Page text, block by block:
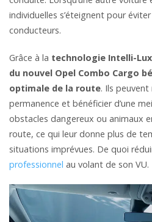
individuelles s’éteignent pour
conducteurs.
Grâce à la technologie Intelli-Lux
du nouvel Opel Combo Cargo
optimale de la route. Ils
permanence et bénéficier d’une
obstacles dangereux ou animaux
route, ce qui leur donne plus de
situations imprévues. De quoi
professionnel au volant de son VU.